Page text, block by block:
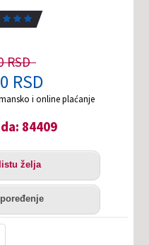
RSD
RSD
i online plaćanje
84409
želja